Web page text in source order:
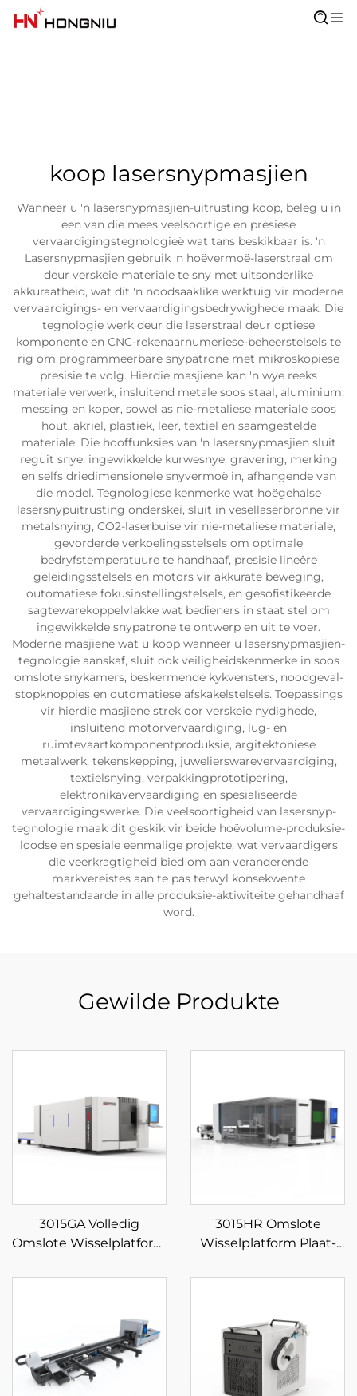
koop lasersnypmasjien
Wanneer u 'n lasersnypmasjien-uitrusting koop, beleg u in
een van die mees veelsoortige en presiese
vervaardigingstegnologieë wat tans beskikbaar is. 'n
Lasersnypmasjien gebruik 'n hoëvermoë-laserstraal om
deur verskeie materiale te sny met uitsonderlike
akkuraatheid, wat dit 'n noodsaaklike werktuig vir moderne
vervaardigings- en vervaardigingsbedrywighede maak. Die
tegnologie werk deur die laserstraal deur optiese
komponente en CNC-rekenaarnumeriese-beheerstelsels te
rig om programmeerbare snypatrone met mikroskopiese
presisie te volg. Hierdie masjiene kan 'n wye reeks
materiale verwerk, insluitend metale soos staal, aluminium,
messing en koper, sowel as nie-metaliese materiale soos
hout, akriel, plastiek, leer, textiel en saamgestelde
materiale. Die hooffunksies van 'n lasersnypmasjien sluit
reguit snye, ingewikkelde kurwesnye, gravering, merking
en selfs driedimensionele snyvermoë in, afhangende van
die model. Tegnologiese kenmerke wat hoëgehalse
lasersnypuitrusting onderskei, sluit in vesellaserbronne vir
metalsnying, CO2-laserbuise vir nie-metaliese materiale,
gevorderde verkoelingsstelsels om optimale
bedryfstemperatuure te handhaaf, presisie lineêre
geleidingsstelsels en motors vir akkurate beweging,
outomatiese fokusinstellingstelsels, en gesofistikeerde
sagtewarekoppelvlakke wat bedieners in staat stel om
ingewikkelde snypatrone te ontwerp en uit te voer.
Moderne masjiene wat u koop wanneer u lasersnypmasjien-
tegnologie aanskaf, sluit ook veiligheidskenmerke in soos
omslote snykamers, beskermende kykvensters, noodgeval-
stopknoppies en outomatiese afskakelstelsels. Toepassings
vir hierdie masjiene strek oor verskeie nydighede,
insluitend motorvervaardiging, lug- en
ruimtevaartkomponentproduksie, argitektoniese
metaalwerk, tekenskepping, juwelierswarevervaardiging,
textielsnying, verpakkingprototipering,
elektronikavervaardiging en spesialiseerde
vervaardigingswerke. Die veelsoortigheid van lasersnyp-
tegnologie maak dit geskik vir beide hoëvolume-produksie-
loodse en spesiale eenmalige projekte, wat vervaardigers
die veerkragtigheid bied om aan veranderende
markvereistes aan te pas terwyl konsekwente
gehaltestandaarde in alle produksie-aktiwiteite gehandhaaf
word.
Gewilde Produkte
3015GA Volledig
Omslote Wisselplatform
3015HR Omslote
Wisselplatform Plaat-
Veeselaser Snymasjien